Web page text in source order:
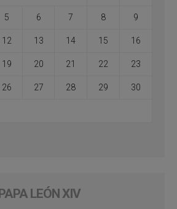
5 6 7 8 9
12 13 14 15 16
19 20 21 22 23
26 27 28 29 30
PAPA LEÓN XIV